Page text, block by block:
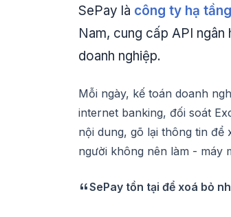
SePay là công ty hạ
Nam, cung cấp API
doanh nghiệp.
Mỗi ngày, kế toán doanh
internet banking, đối soát
nội dung, gõ lại thông tin
người không nên làm - máy
SePay tồn tại để xoá bỏ